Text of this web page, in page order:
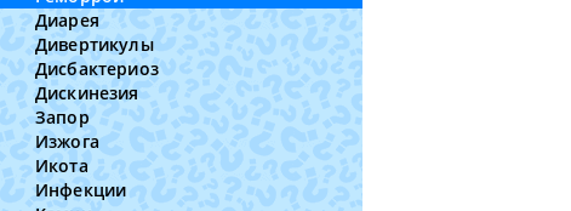
Диарея
Дивертикулы
Дисбактериоз
Дискинезия
Запор
Изжога
Икота
Инфекции